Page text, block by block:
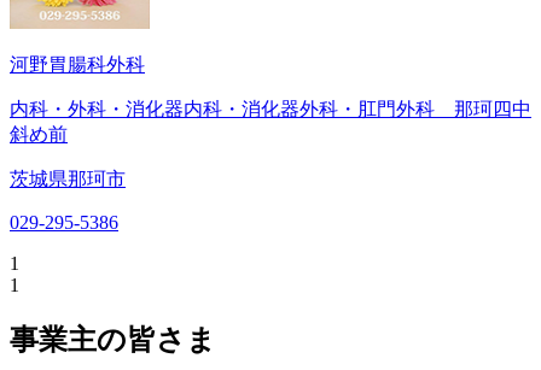
河野胃腸科外科
内科・外科・消化器内科・消化器外科・肛門外科 那珂四中
斜め前
茨城県那珂市
029-295-5386
1
1
事業主の皆さま